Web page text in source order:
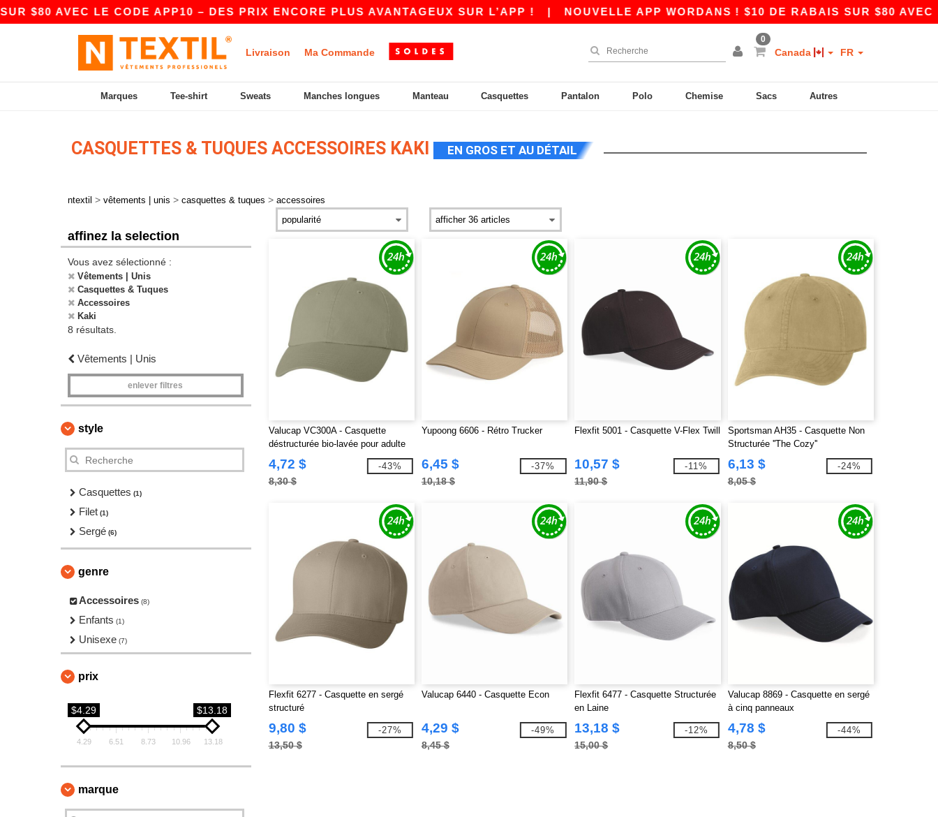
AVEC LE CODE APP10 – DES PRIX ENCORE PLUS AVANTAGEUX SUR L’APP !| NOUVELLE APP WORDANS ! $10 DE RABAIS SUR $80 AVEC
Livraison Ma Commande
0
Canada FR
Marques Tee-shirt Sweats Manches longues Manteau Casquettes Pantalon Polo Chemise Sacs Autres
CASQUETTES & TUQUES ACCESSOIRES KAKI EN GROS ET AU DÉTAIL
ntextil > vêtements | unis > casquettes & tuques > accessoires
affinez la selection
Vous avez sélectionné :
Vêtements | Unis
Casquettes & Tuques
Accessoires
Kaki
8 résultats.
Vêtements | Unis
enlever filtres
style
Casquettes (1)
Filet (1)
Sergé (6)
genre
Accessoires (8)
Enfants (1)
Unisexe (7)
prix
$4.29 $13.18
4.29 6.51 8.73 10.96 13.18
marque
Valucap VC300A - Casquette
déstructurée bio-lavée pour adulte
4,72 $
8,30 $
-43%
Yupoong 6606 - Rétro Trucker
6,45 $
10,18 $
-37%
Flexfit 5001 - Casquette V-Flex Twill
10,57 $
11,90 $
-11%
Sportsman AH35 - Casquette Non
Structurée ''The Cozy''
6,13 $
8,05 $
-24%
Flexfit 6277 - Casquette en sergé
structuré
9,80 $
13,50 $
-27%
Valucap 6440 - Casquette Econ
4,29 $
8,45 $
-49%
Flexfit 6477 - Casquette Structurée
en Laine
13,18 $
15,00 $
-12%
Valucap 8869 - Casquette en sergé
à cinq panneaux
4,78 $
8,50 $
-44%